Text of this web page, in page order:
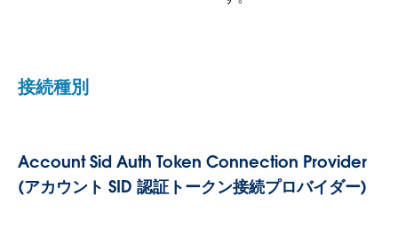
接続種別
Account Sid Auth Token Connection Provider
(アカウント SID 認証トークン接続プロバイダー)